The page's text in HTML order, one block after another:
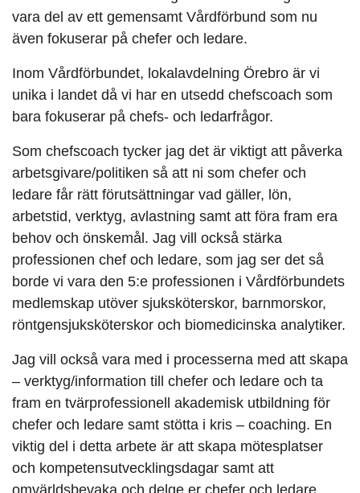
vara del av ett gemensamt Vårdförbund som nu
även fokuserar på chefer och ledare.
Inom Vårdförbundet, lokalavdelning Örebro är vi
unika i landet då vi har en utsedd chefscoach som
bara fokuserar på chefs- och ledarfrågor.
Som chefscoach tycker jag det är viktigt att påverka
arbetsgivare/politiken så att ni som chefer och
ledare får rätt förutsättningar vad gäller, lön,
arbetstid, verktyg, avlastning samt att föra fram era
behov och önskemål. Jag vill också stärka
professionen chef och ledare, som jag ser det så
borde vi vara den 5:e professionen i Vårdförbundets
medlemskap utöver sjuksköterskor, barnmorskor,
röntgensjuksköterskor och biomedicinska analytiker.
Jag vill också vara med i processerna med att skapa
– verktyg/information till chefer och ledare och ta
fram en tvärprofessionell akademisk utbildning för
chefer och ledare samt stötta i kris – coaching. En
viktig del i detta arbete är att skapa mötesplatser
och kompetensutvecklingsdagar samt att